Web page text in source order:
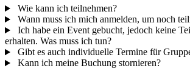
Wie kann ich teilnehmen?
Wann muss ich mich anmelden, um noch
Ich habe ein Event gebucht, jedoch keine
erhalten. Was muss ich tun?
Gibt es auch individuelle Termine für
Kann ich meine Buchung stornieren?